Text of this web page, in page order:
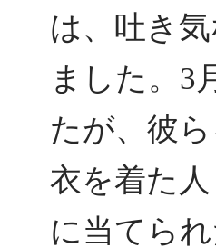
は、吐き
ました。3
たが、彼
衣を着た
に当てら